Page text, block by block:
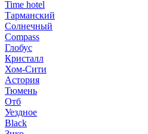
Time hotel
Тарманский
Солнечный
Compass
Глобус
Кристалл
Хом-Сити
Астория
Тюмень
Отб
Уездное
Black